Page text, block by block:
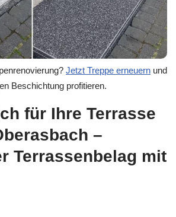
Jetzt Treppe erneuern und
Beschichtung profitieren.
für Ihre Terrasse
–
Terrassenbelag mit